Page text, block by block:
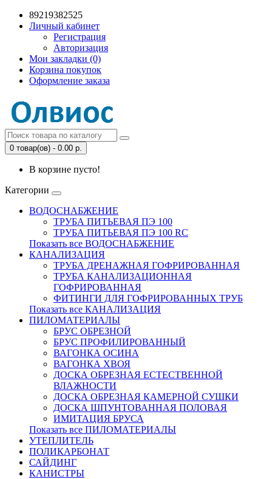
89219382525
Личный кабинет
Регистрация
Авторизация
Мои закладки (0)
Корзина покупок
Оформление заказа
0 товар(ов) - 0.00 р.
В корзине пусто!
Категории
ВОДОСНАБЖЕНИЕ
ТРУБА ПИТЬЕВАЯ ПЭ 100
ТРУБА ПИТЬЕВАЯ ПЭ 100 RC
Показать все ВОДОСНАБЖЕНИЕ
КАНАЛИЗАЦИЯ
ТРУБА ДРЕНАЖНАЯ ГОФРИРОВАННАЯ
ТРУБА КАНАЛИЗАЦИОННАЯ
ГОФРИРОВАННАЯ
ФИТИНГИ ДЛЯ ГОФРИРОВАННЫХ ТРУБ
Показать все КАНАЛИЗАЦИЯ
ПИЛОМАТЕРИАЛЫ
БРУС ОБРЕЗНОЙ
БРУС ПРОФИЛИРОВАННЫЙ
ВАГОНКА ОСИНА
ВАГОНКА ХВОЯ
ДОСКА ОБРЕЗНАЯ ЕСТЕСТВЕННОЙ
ВЛАЖНОСТИ
ДОСКА ОБРЕЗНАЯ КАМЕРНОЙ СУШКИ
ДОСКА ШПУНТОВАННАЯ ПОЛОВАЯ
ИМИТАЦИЯ БРУСА
Показать все ПИЛОМАТЕРИАЛЫ
УТЕПЛИТЕЛЬ
ПОЛИКАРБОНАТ
САЙДИНГ
КАНИСТРЫ